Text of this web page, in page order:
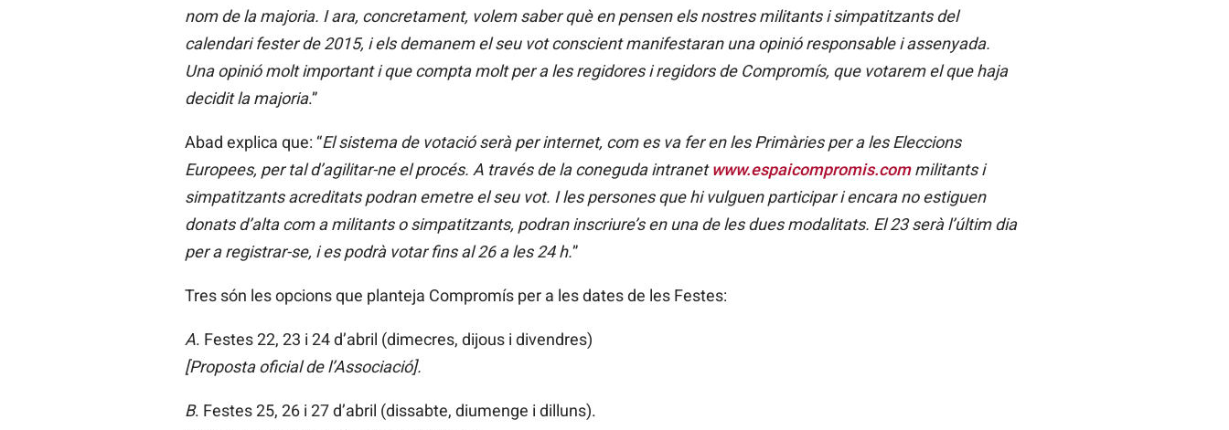
nom de la majoria. I ara, concretament, volem saber què en pensen els nostres militants i simpatitzants del
calendari fester de 2015, i els demanem el seu vot conscient manifestaran una opinió responsable i assenyada.
Una opinió molt important i que compta molt per a les regidores i regidors de Compromís, que votarem el que haja
decidit la majoria.”
Abad explica que: “El sistema de votació serà per internet, com es va fer en les Primàries per a les Eleccions
Europees, per tal d’agilitar-ne el procés. A través de la coneguda intranetwww.espaicompromis.commilitants i
simpatitzants acreditats podran emetre el seu vot. I les persones que hi vulguen participar i encara no estiguen
donats d’alta com a militants o simpatitzants, podran inscriure’s en una de les dues modalitats. El 23 serà l’últim dia
per a registrar-se, i es podrà votar fins al 26 ales 24 h.”
Tres són les opcions que planteja Compromís per a les dates de les Festes:
A. Festes 22, 23 i 24 d’abril (dimecres, dijous i divendres)
[Proposta oficial de l’Associació].
B. Festes 25, 26 i 27 d’abril (dissabte, diumenge i dilluns).